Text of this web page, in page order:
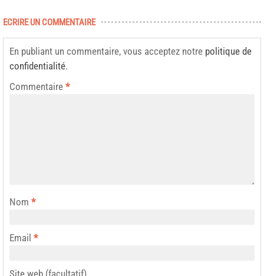
ECRIRE UN COMMENTAIRE
En publiant un commentaire, vous acceptez notre politique de
confidentialité.
Commentaire *
Nom *
Email *
Site web (facultatif)